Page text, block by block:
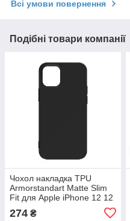
Всі умови повернення
Подібні товари компанії
Чохол накладка TPU
Armorstandart Matte Slim
Fit для Apple iPhone 12 12
12 Pro Black (ARM57393)
274 ₴